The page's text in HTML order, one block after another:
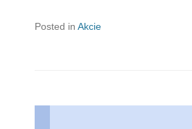
Posted in Akcie